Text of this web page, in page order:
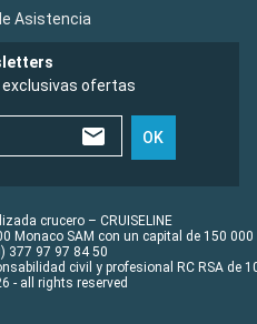
Asistencia
ofertas
OK
crucero – CRUISELINE
Monaco SAM con un capital de 150 000
377 97 97 84 50
civil y profesional RC RSA de
- all rights reserved